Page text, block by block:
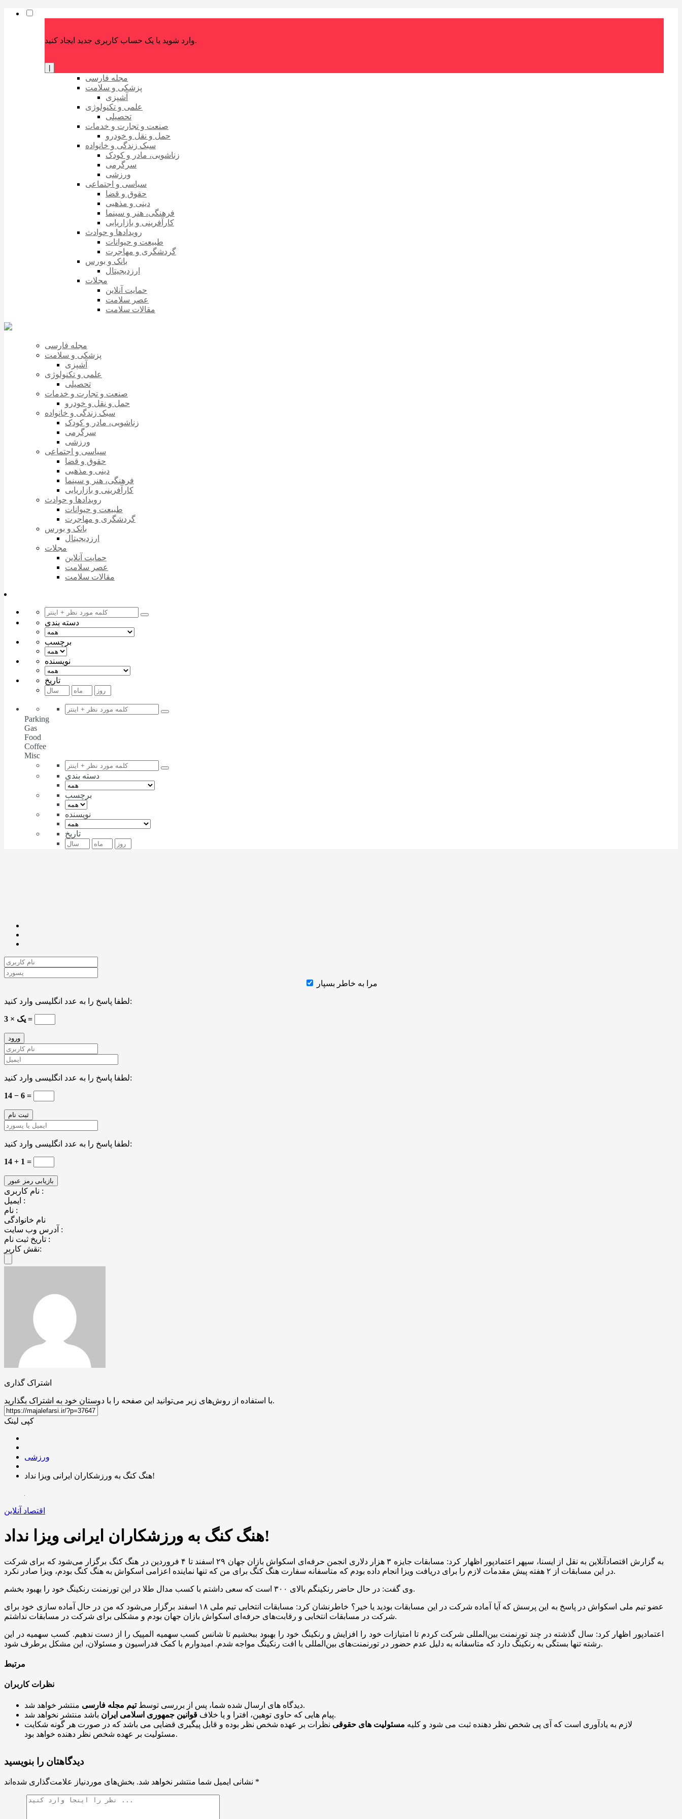
وارد شوید یا یک حساب کاربری جدید ایجاد کنید.
مجله فارسی
پزشکی و سلامت
آشپزی
علمی و تکنولوژی
تحصیلی
صنعت و تجارت و خدمات
حمل و نقل و خودرو
سبک زندگی و خانواده
زناشویی، مادر و کودک
سرگرمی
ورزشی
سیاسی و اجتماعی
حقوق و قضا
دینی و مذهبی
فرهنگی، هنر و سینما
کارآفرینی و بازاریابی
رویدادها و حوادث
طبیعت و حیوانات
گردشگری و مهاجرت
بانک و بورس
ارزدیجیتال
مجلات
حمایت آنلاین
عصر سلامت
مقالات سلامت
مجله فارسی
پزشکی و سلامت
آشپزی
علمی و تکنولوژی
تحصیلی
صنعت و تجارت و خدمات
حمل و نقل و خودرو
سبک زندگی و خانواده
زناشویی، مادر و کودک
سرگرمی
ورزشی
سیاسی و اجتماعی
حقوق و قضا
دینی و مذهبی
فرهنگی، هنر و سینما
کارآفرینی و بازاریابی
رویدادها و حوادث
طبیعت و حیوانات
گردشگری و مهاجرت
بانک و بورس
ارزدیجیتال
مجلات
حمایت آنلاین
عصر سلامت
مقالات سلامت
دسته بندی
برچسب
نویسنده
تاریخ
Parking
Gas
Food
Coffee
Misc
دسته بندی
برچسب
نویسنده
تاریخ
مرا به خاطر بسپار
لطفا پاسخ را به عدد انگلیسی وارد کنید:
یک × 3 =
لطفا پاسخ را به عدد انگلیسی وارد کنید:
14 − 6 =
لطفا پاسخ را به عدد انگلیسی وارد کنید:
14 + 1 =
نام کاربری :
ایمیل :
نام :
نام خانوادگی
آدرس وب سایت :
تاریخ ثبت نام :
نقش کاربر:
اشتراک گذاری
با استفاده از روش‌های زیر می‌توانید این صفحه را با دوستان خود به اشتراک بگذارید.
کپی لینک
ورزشی
هنگ کنگ به ورزشکاران ایرانی ویزا نداد!
اقتصاد آنلاین
هنگ کنگ به ورزشکاران ایرانی ویزا نداد!
به گزارش اقتصادآنلاین به نقل از ایسنا، سپهر اعتمادپور اظهار کرد: مسابقات جایزه ۳ هزار دلاری انجمن حرفه‌ای اسکواش بازان جهان ۲۹ اسفند تا ۴ فروردین در هنگ کنگ برگزار می‌شود که برای شرکت
در این مسابقات از ۲ هفته پیش مقدمات لازم را برای دریافت ویزا انجام داده بودم که متاسفانه سفارت هنگ کنگ برای من که تنها نماینده اعزامی اسکواش به هنگ کنگ بودم، ویزا صادر نکرد.
وی گفت: در حال حاضر رنکینگم بالای ۳۰۰ است که سعی داشتم با کسب مدال طلا در این تورنمنت رنکینگ خود را بهبود بخشم.
عضو تیم ملی اسکواش در پاسخ به این پرسش که آیا آماده شرکت در این مسابقات بودید یا خیر؟ خاطرنشان کرد: مسابقات انتخابی تیم ملی ۱۸ اسفند برگزار می‌شود که من در حال آماده سازی خود برای
شرکت در مسابقات انتخابی و رقابت‌های حرفه‌ای اسکواش بازان جهان بودم و مشکلی برای شرکت در مسابقات نداشتم.
اعتمادپور اظهار کرد: سال گذشته در چند تورنمنت بین‌المللی شرکت کردم تا امتیازات خود را افزایش و رنکینگ خود را بهبود ببخشیم تا شانس کسب سهمیه المپیک را از دست ندهیم. کسب سهمیه در این
رشته تنها بستگی به رنکینگ دارد که متاسفانه به دلیل عدم حضور در تورنمنت‌های بین‌المللی با افت رنکینگ مواجه شدم. امیدوارم با کمک فدراسیون و مسئولان، این مشکل برطرف شود.
مرتبط
نظرات کاربران
دیدگاه های ارسال شده شما، پس از بررسی توسطتیم مجله فارسی
منتشر خواهد شد.
پیام هایی که حاوی توهین، افترا و یا خلاف قوانین جمهوری اسلامی ایران
باشد منتشر نخواهد شد.
لازم به یادآوری است که آی پی شخص نظر دهنده ثبت می شود و کلیه مسئولیت های حقوقی نظرات بر عهده شخص نظر بوده و قابل پیگیری قضایی می باشد که در صورت هر گونه شکایت
مسئولیت بر عهده شخص نظر دهنده خواهد بود.
دیدگاهتان را بنویسید
نشانی ایمیل شما منتشر نخواهد شد. *